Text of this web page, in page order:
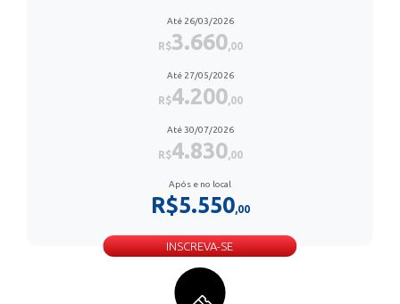
Até 26/03/2026
R$3.660,00
Até 27/05/2026
R$4.200,00
Até 30/07/2026
R$4.830,00
Após e no local
R$5.550,00
INSCREVA-SE